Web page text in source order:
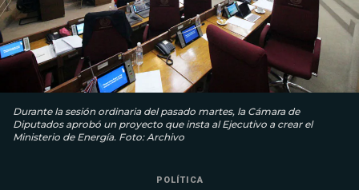
Durante la sesión ordinaria del pasado martes, la Cámara de
Diputados aprobó un proyecto que insta al Ejecutivo a crear el
Ministerio de Energía. Foto: Archivo
POLÍTICA